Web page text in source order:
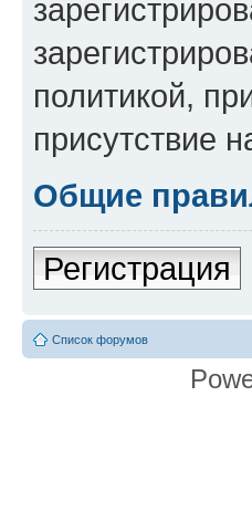
политикой,
присутствие
Общие
Регистрация
Список форумов